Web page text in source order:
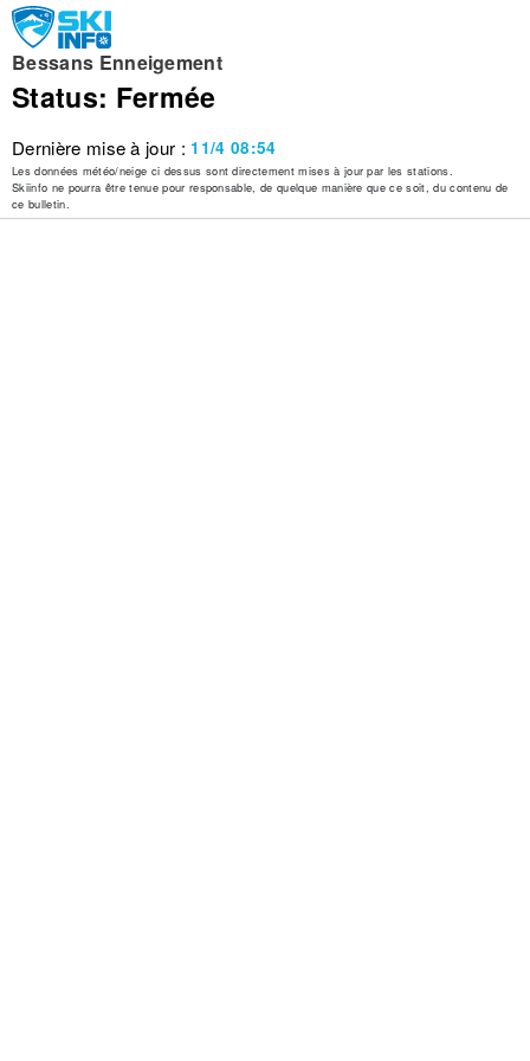
Bessans Enneigement
Status: Fermée
Dernière mise à jour : 11/4 08:54
Les données météo/neige ci dessus sont directement mises à jour par les stations.
Skiinfo ne pourra être tenue pour responsable, de quelque manière que ce soit, du contenu de
ce bulletin.